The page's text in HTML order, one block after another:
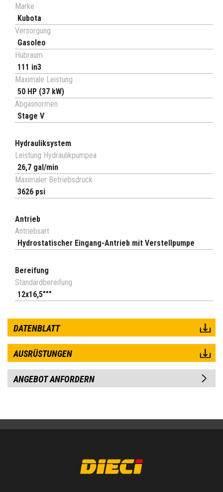
Marke
Kubota
Versorgung
Gasoleo
Hubraum
111 in3
Maximale Leistung
50 HP (37 kW)
Abgasnormen
Stage V
Hydrauliksystem
Leistung Hydraulikpumpea
26,7 gal/min
Maximaler Betriebsdruck
3626 psi
Antrieb
Antriebsart
Hydrostatischer Eingang-Antrieb mit Verstellpumpe
Bereifung
Standardbereifung
12x16,5"""
DATENBLATT
AUSRÜSTUNGEN
ANGEBOT ANFORDERN